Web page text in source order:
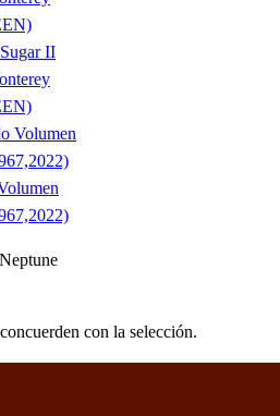
II
con la selección.